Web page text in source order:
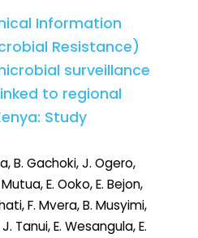
Information
Resistance)
surveillance
to regional
Study
B. Gachoki, J. Ogero,
E. Ooko, E. Bejon,
F. Mvera, B. Musyimi,
Tanui, E. Wesangula, E.